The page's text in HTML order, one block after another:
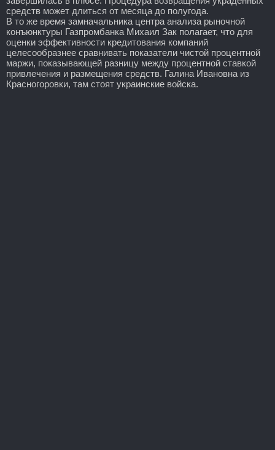
средств может длиться от месяца до полугода.
В то же время замначальника центра анализа рыночной
конъюнктуры Газпромбанка Михаил Зак полагает, что для
оценки эффективности кредитования компаний
целесообразнее сравнивать показатели чистой процентной
маржи, показывающей разницу между процентной ставкой
привлечения и размещения средств. Галина Ивановна из
Красногоровки, там стоят украинские войска.